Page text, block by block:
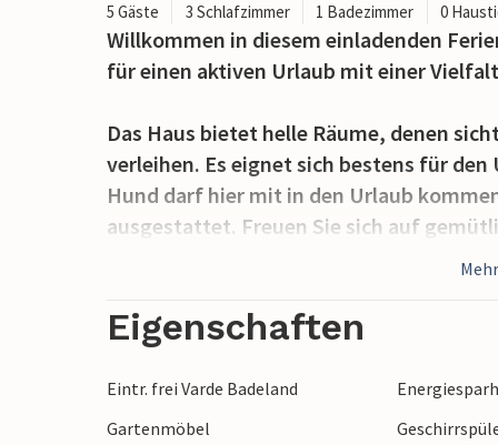
5 Gäste 3 Schlafzimmer 1 Badezimmer 0
Willkommen in diesem einladenden
für einen aktiven Urlaub mit einer
Das Haus bietet helle Räume, denen
verleihen. Es eignet sich bestens für
Hund darf hier mit in den Urlaub
ausgestattet. Freuen Sie sich auf
der eine gemütliche Atmosphäre schafft.
Die große Terrasse am Ferienhaus ist
können sich auf Spielgeräte und einen
kleine Terrasse vorhanden.
Eigenschaften
Eintr. frei Varde Badeland
Gartenmöbel